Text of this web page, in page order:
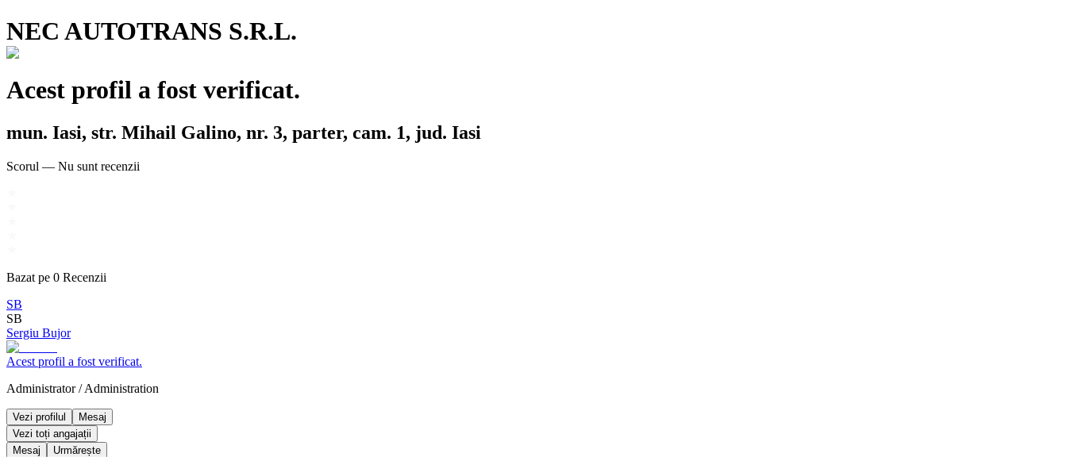
NEC AUTOTRANS S.R.L.
Acest profil a fost verificat.
mun. Iasi, str. Mihail Galino, nr. 3, parter, cam. 1, jud. Iasi
Scorul — Nu sunt recenzii
Bazat pe 0 Recenzii
SB
SB
Sergiu Bujor
Acest profil a fost verificat.
Administrator/Administration
Vezi profilul
Mesaj
Vezi toți angajații
Mesaj
Urmărește